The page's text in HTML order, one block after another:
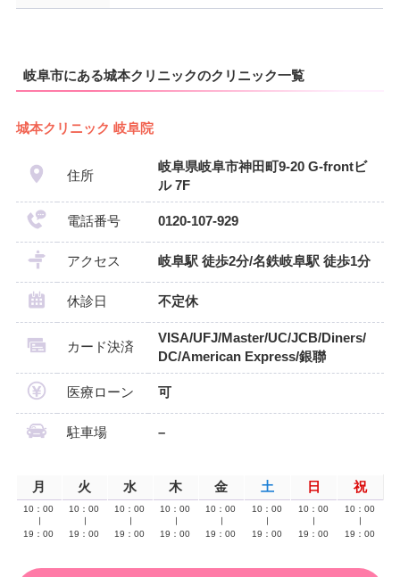
岐阜市にある城本クリニックのクリニック一覧
城本クリニック 岐阜院
住所
岐阜県岐阜市神田町9-20 G-frontビ
ル 7F
電話番号 0120-107-929
アクセス 岐阜駅 徒歩2分/名鉄岐阜駅 徒歩1分
休診日 不定休
カード決済
VISA/UFJ/Master/UC/JCB/Diners/
DC/American Express/銀聯
医療ローン 可
駐車場 –
月 火 水 木 金 土 日 祝
10：00
19：00
10：00
19：00
10：00
19：00
10：00
19：00
10：00
19：00
10：00
19：00
10：00
19：00
10：00
19：00